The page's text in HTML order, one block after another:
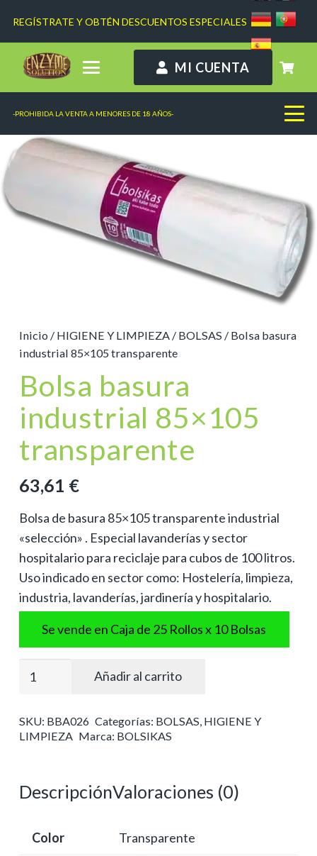
REGÍSTRATE Y OBTÉN DESCUENTOS ESPECIALES
MI CUENTA
-PROHIBIDA LA VENTA A MENORES DE 18 AÑOS-
Inicio / HIGIENE Y LIMPIEZA / BOLSAS / Bolsa basura
industrial 85×105 transparente
Bolsa basura
industrial 85×105
transparente
63,61 €
Bolsa de basura 85×105 transparente industrial
«selección» . Especial lavanderías y sector
hospitalario para reciclaje para cubos de 100 litros.
Uso indicado en sector como: Hostelería, limpieza,
industria, lavanderías, jardinería y hospitalario.
Se vende en Caja de 25 Rollos x 10 Bolsas
85x105
Añadir al carrito
SKU: BBA026 Categorías: BOLSAS, HIGIENE Y
LIMPIEZA Marca: BOLSIKAS
DescripciónValoraciones (0)
Color Transparente